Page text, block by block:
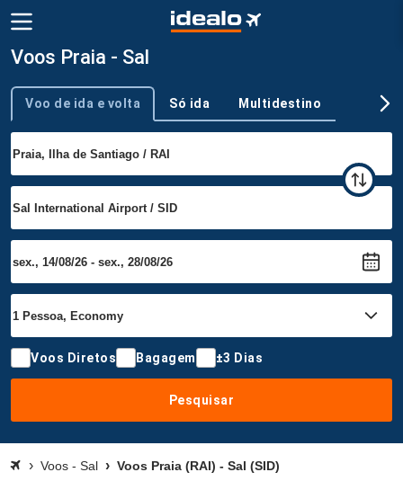
Voos Praia - Sal
Tipo de viagem
Voo de ida e volta Só ida Multidestino
Voos Diretos Bagagem ±3 Dias
Pesquisar
Voos - Sal Voos Praia (RAI) - Sal (SID)